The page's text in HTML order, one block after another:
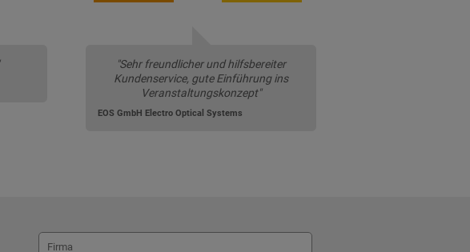
"Sehr freundlicher und hilfsbereiter
Kundenservice, gute Einführung ins
Veranstaltungskonzept"
EOS GmbH Electro Optical Systems